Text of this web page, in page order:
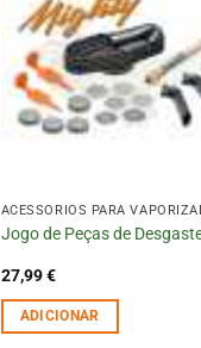
ACESSÓRIOS PARA
Jogo de Peças de
27,99€
ADICIONAR